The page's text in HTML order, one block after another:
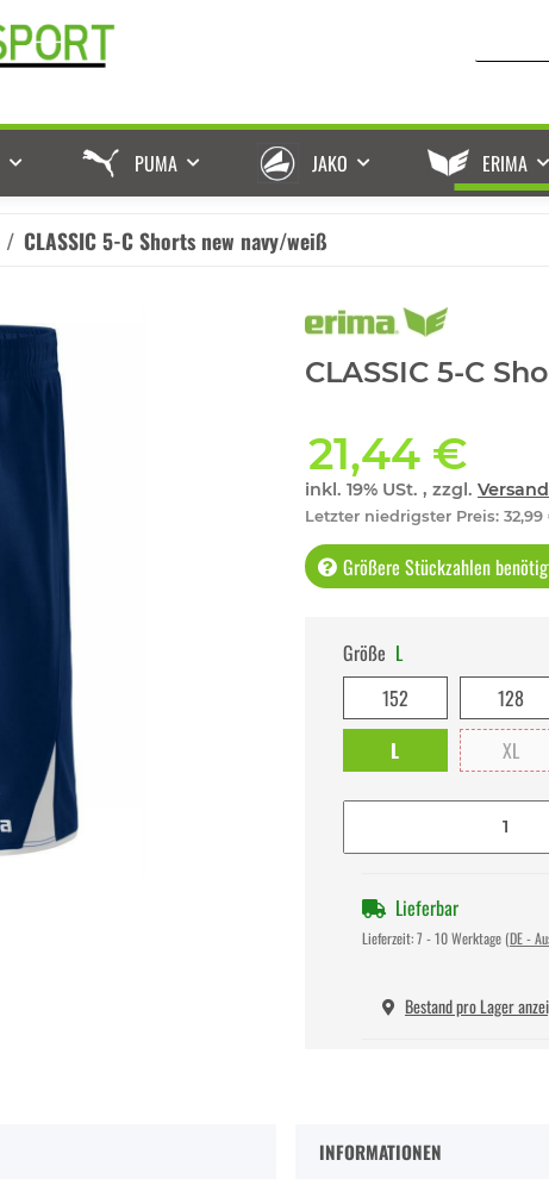
PUMA JAKO ERIMA
CLASSIC 5-C Shorts new navy/weiß
CLASSIC 5-C
21,44 €
inkl. 19% USt. , zzgl. Versand
Letzter niedrigster Preis: 32,99
Größere Stückzahlen
Größe L
152
128
L
XL
Lieferbar
Lieferzeit:7 - 10 Werktage (DE -
Bestand pro Lager
INFORMATIONEN